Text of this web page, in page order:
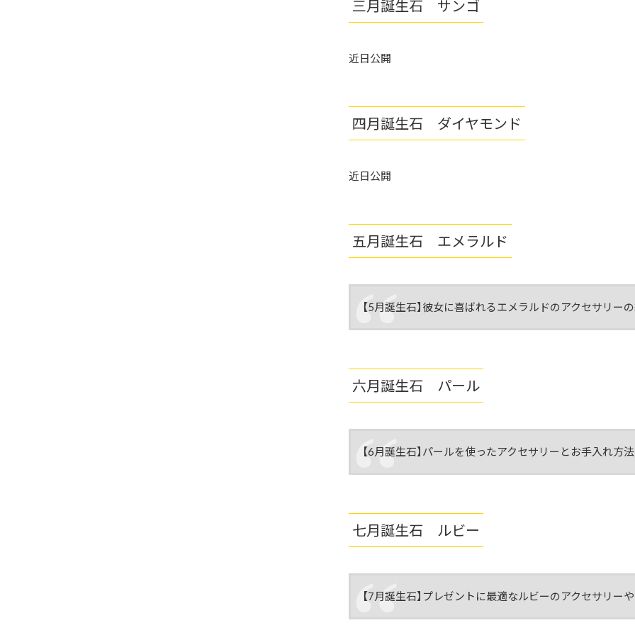
三月誕生石 サンゴ
近日公開
四月誕生石 ダイヤモンド
近日公開
五月誕生石 エメラルド
【5月誕生石】彼女に喜ばれるエメラルドのアクセサリー
六月誕生石 パール
【6月誕生石】パールを使ったアクセサリーとお手入れ方
七月誕生石 ルビー
【7月誕生石】プレゼントに最適なルビーのアクセサリー